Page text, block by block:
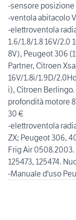
-sensore posizione
-ventola abitacolo
-elettroventola
1.6/1.8/1.8 16V/2.0
8V), Peugeot 306
Partner, Citroen
16V/1.8i/1.9D/
i), Citroen
profondità motore
30 €
-elettroventola
ZX; Peugeot 306,
Frig Air 0508.2003.
125473, 125474.
-Manuale d'uso